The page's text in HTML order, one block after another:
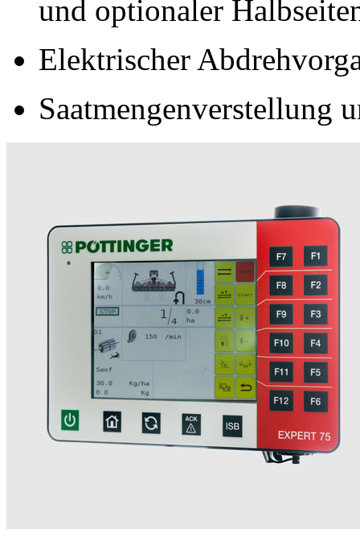
und optionaler
Elektrischer
Saatmengenverstellung